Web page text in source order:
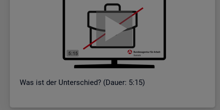
Was ist der Un­ter­schied? (Dauer: 5:15)